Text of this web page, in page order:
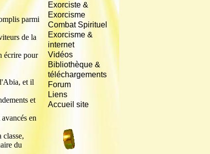
Exorciste &
Exorcisme
Combat Spirituel
Exorcisme &
internet
Vidéos
Bibliothèque &
téléchargements
Forum
Liens
Accueil site
parmi
de la
écrire pour
et il
et
en
du